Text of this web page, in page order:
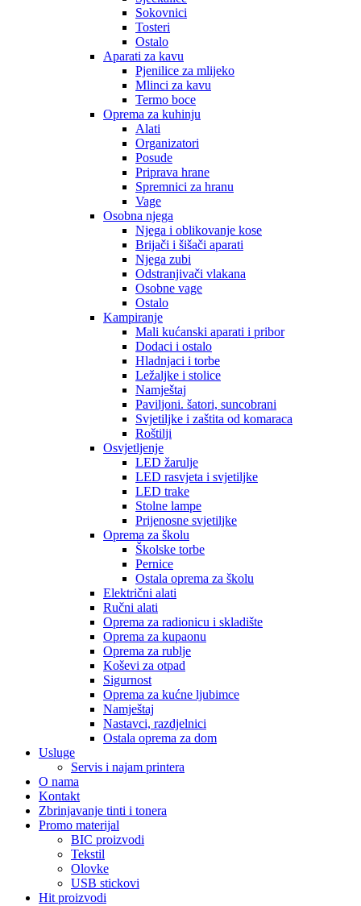
Sokovnici
Tosteri
Ostalo
Aparati za kavu
Pjenilice za mlijeko
Mlinci za kavu
Termo boce
Oprema za kuhinju
Alati
Organizatori
Posude
Priprava hrane
Spremnici za hranu
Vage
Osobna njega
Njega i oblikovanje kose
Brijači i šišači aparati
Njega zubi
Odstranjivači vlakana
Osobne vage
Ostalo
Kampiranje
Mali kućanski aparati i pribor
Dodaci i ostalo
Hladnjaci i torbe
Ležaljke i stolice
Namještaj
Paviljoni. šatori, suncobrani
Svjetiljke i zaštita od komaraca
Roštilji
Osvjetljenje
LED žarulje
LED rasvjeta i svjetiljke
LED trake
Stolne lampe
Prijenosne svjetiljke
Oprema za školu
Školske torbe
Pernice
Ostala oprema za školu
Električni alati
Ručni alati
Oprema za radionicu i skladište
Oprema za kupaonu
Oprema za rublje
Koševi za otpad
Sigurnost
Oprema za kućne ljubimce
Namještaj
Nastavci, razdjelnici
Ostala oprema za dom
Usluge
Servis i najam printera
O nama
Kontakt
Zbrinjavanje tinti i tonera
Promo materijal
BIC proizvodi
Tekstil
Olovke
USB stickovi
Hit proizvodi